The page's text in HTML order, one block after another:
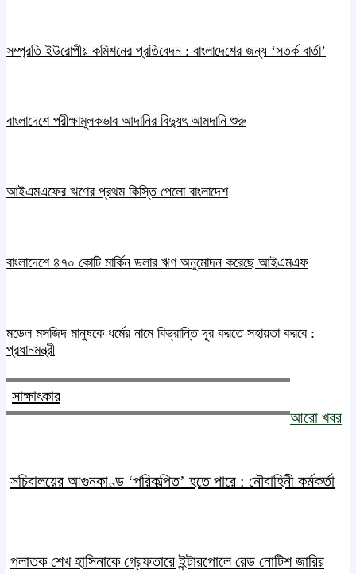
সম্প্রতি ইউরোপীয় কমিশনের প্রতিবেদন : বাংলাদেশের জন্য ‘সতর্ক বার্তা’
বাংলাদেশে পরীক্ষামূলকভাব আদানির বিদ্যুৎ আমদানি শুরু
আইএমএফের ঋণের প্রথম কিস্তি পেলো বাংলাদেশ
বাংলাদেশে ৪৭০ কোটি মার্কিন ডলার ঋণ অনুমোদন করেছে আইএমএফ
মডেল মসজিদ মানুষকে ধর্মের নামে বিভ্রান্তি দূর করতে সহায়তা করবে :
প্রধানমন্ত্রী
আরো খবর
সাক্ষাৎকার
সচিবালয়ের আগুনকাণ্ড ‘পরিকল্পিত’ হতে পারে : নৌবাহিনী কর্মকর্তা
পলাতক শেখ হাসিনাকে গ্রেফতারে ইন্টারপোলে রেড নোটিশ জারির